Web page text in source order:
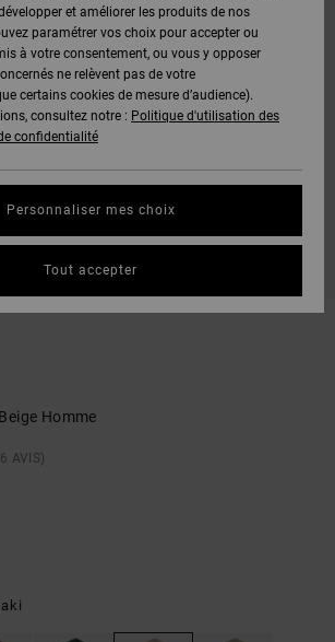
Homme
AVIS)
et améliorer les produits de nos
paramétrer vos choix pour accepter ou
à votre consentement, ou vous y opposer
ne relèvent pas de votre
certains cookies de mesure d’audience).
consultez notre : Politique d'utilisation des
confidentialité
Personnaliser mes choix
Tout accepter